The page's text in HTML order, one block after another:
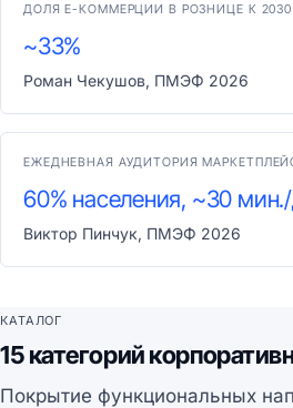
ДОЛЯ Е-КОММЕРЦИИ В РОЗНИЦЕ К 2030
~33%
Роман Чекушов, ПМЭФ 2026
ЕЖЕДНЕВНАЯ АУДИТОРИЯ
60% населения, ~30
Виктор Пинчук, ПМЭФ 2026
КАТАЛОГ
15 категорий
Покрытие функциональных